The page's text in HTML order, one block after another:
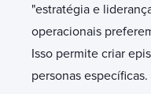
"estratégia e
operacionais
Isso permite criar
personas específicas.